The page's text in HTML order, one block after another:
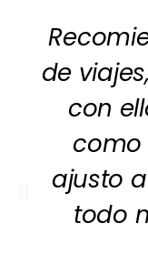
de
con
como
ajusto
todo